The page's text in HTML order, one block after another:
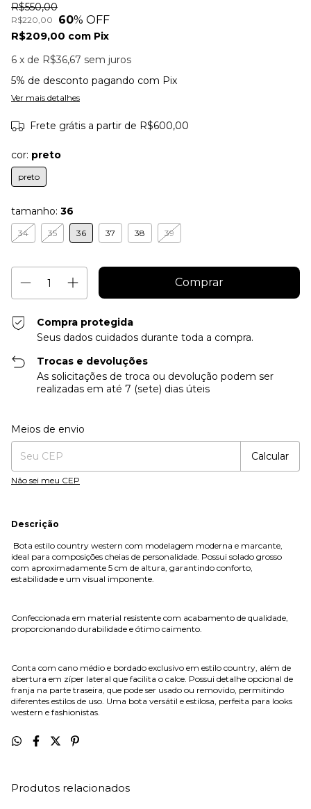
R$550,00
R$220,00 60% OFF
R$209,00 com Pix
6 x de R$36,67 sem juros
5% de desconto pagando com Pix
Ver mais detalhes
Frete grátis a partir de R$600,00
cor: preto
preto
tamanho: 36
34 35 36 37 38 39
Compra protegida
Seus dados cuidados durante toda a compra.
Trocas e devoluções
As solicitações de troca ou devolução podem ser
realizadas em até 7 (sete) dias úteis
Entregas para o CEP:
Meios de envio
Calcular
Não sei meu CEP
Descrição
Bota estilo country western com modelagem moderna e marcante,
ideal para composições cheias de personalidade. Possui solado grosso
com aproximadamente 5 cm de altura, garantindo conforto,
estabilidade e um visual imponente.
Confeccionada em material resistente com acabamento de qualidade,
proporcionando durabilidade e ótimo caimento.
Conta com cano médio e bordado exclusivo em estilo country, além de
abertura em zíper lateral que facilita o calce. Possui detalhe opcional de
franja na parte traseira, que pode ser usado ou removido, permitindo
diferentes estilos de uso. Uma bota versátil e estilosa, perfeita para looks
western e fashionistas.
Produtos relacionados